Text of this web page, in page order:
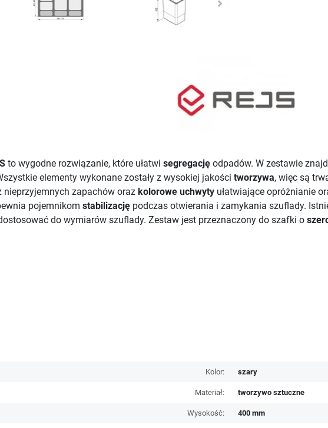
to wygodne rozwiązanie, które ułatwi segregację odpadów. W zestawie
elementy wykonane zostały z wysokiej jakości tworzywa, więc są
nieprzyjemnych zapachów oraz kolorowe uchwyty ułatwiające opróżnianie
pojemnikom stabilizację podczas otwierania i zamykania szuflady.
do wymiarów szuflady. Zestaw jest przeznaczony do szafki o
Kolor: szary
Materiał: tworzywo sztuczne
Wysokość: 400 mm